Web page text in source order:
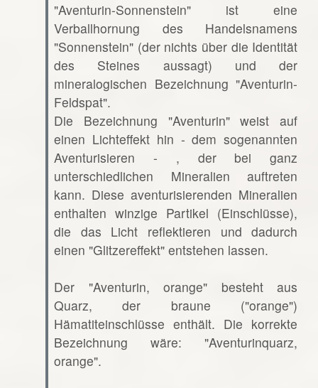
"Aventurin-Sonnenstein" ist eine
Verballhornung des Handelsnamens
"Sonnenstein" (der nichts über die Identität
des Steines aussagt) und der
mineralogischen Bezeichnung "Aventurin-
Feldspat".
Die Bezeichnung "Aventurin" weist auf
einen Lichteffekt hin - dem sogenannten
Aventurisieren - , der bei ganz
unterschiedlichen Mineralien auftreten
kann. Diese aventurisierenden Mineralien
enthalten winzige Partikel (Einschlüsse),
die das Licht reflektieren und dadurch
einen "Glitzereffekt" entstehen lassen.
Der "Aventurin, orange" besteht aus
Quarz, der braune ("orange")
Hämatiteinschlüsse enthält. Die korrekte
Bezeichnung wäre: "Aventurinquarz,
orange".